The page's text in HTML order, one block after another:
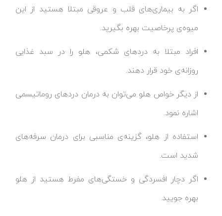
اگر به بیماری‌های قلب و عروقی مبتلا هستید از این
میوه‌ی پرخاصیت بهره بگیرید.
افراد مبتلا به دردهای شکمی، هلو را در سبد غذایی
روزانه‌ی خود قرار دهند.
از دیگر خواص هلو می‌توان به درمان دردهای روماتیسمی
اشاره نمود.
استفاده از هلو، گزینه‌ی مناسبی برای درمان سرفه‌های
شدید است.
اگر دچار افسردگی و خستگی‌های مفرط هستید از هلو
بهره جویید.